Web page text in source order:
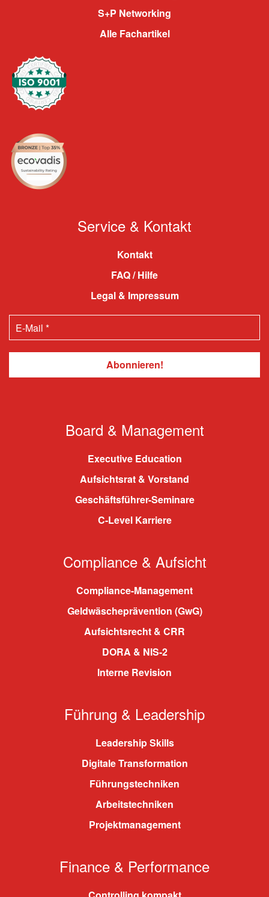
S+P Networking
Alle Fachartikel
Service & Kontakt
Kontakt
FAQ / Hilfe
Legal & Impressum
Board & Management
Executive Education
Aufsichtsrat & Vorstand
Geschäftsführer-Seminare
C-Level Karriere
Compliance & Aufsicht
Compliance-Management
Geldwäscheprävention (GwG)
Aufsichtsrecht & CRR
DORA & NIS-2
Interne Revision
Führung & Leadership
Leadership Skills
Digitale Transformation
Führungstechniken
Arbeitstechniken
Projektmanagement
Finance & Performance